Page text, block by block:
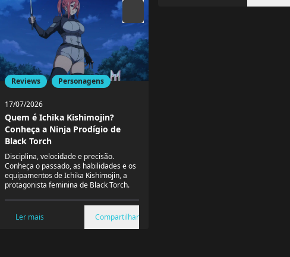
Reviews Personagens
17/07/2026
Quem é Ichika Kishimojin?
Conheça a Ninja Prodígio de
Black Torch
Disciplina, velocidade e precisão.
Conheça o passado, as habilidades e os
equipamentos de Ichika Kishimojin, a
protagonista feminina de Black Torch.
Ler mais Compartilhar